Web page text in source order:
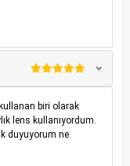
biri olarak
lens kullanıyordum.
duyuyorum ne